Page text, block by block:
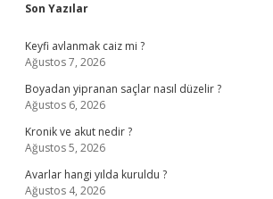
Sidebar
Son Yazılar
Keyfi avlanmak caiz mi ?
Ağustos 7, 2026
Boyadan yipranan saçlar nasıl düzelir ?
Ağustos 6, 2026
Kronik ve akut nedir ?
Ağustos 5, 2026
Avarlar hangi yılda kuruldu ?
Ağustos 4, 2026